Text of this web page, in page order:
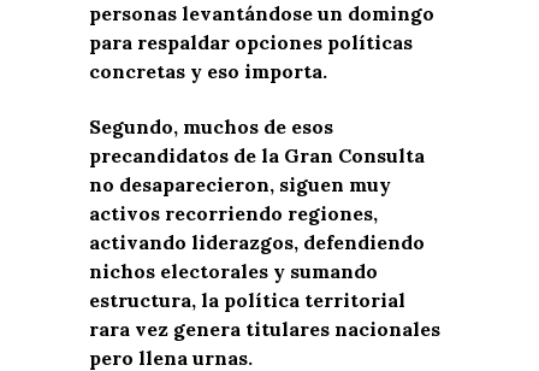
personas levantándose un domingo
para respaldar opciones políticas
concretas y eso importa.
Segundo, muchos de esos
precandidatos de la Gran Consulta
no desaparecieron, siguen muy
activos recorriendo regiones,
activando liderazgos, defendiendo
nichos electorales y sumando
estructura, la política territorial
rara vez genera titulares nacionales
pero llena urnas.